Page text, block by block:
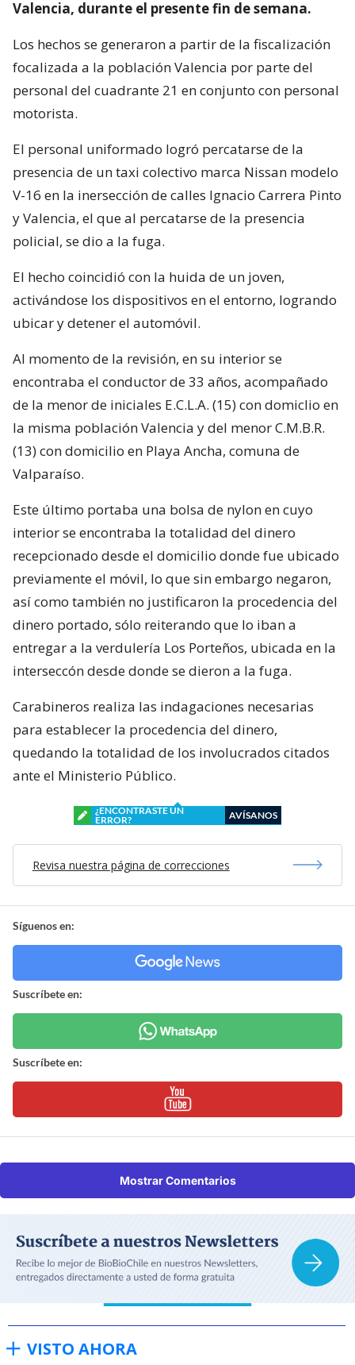
Valencia, durante el presente fin de semana.
Los hechos se generaron a partir de la fiscalización
focalizada a la población Valencia por parte del
personal del cuadrante 21 en conjunto con personal
motorista.
El personal uniformado logró percatarse de la
presencia de un taxi colectivo marca Nissan modelo
V-16 en la inersección de calles Ignacio Carrera Pinto
y Valencia, el que al percatarse de la presencia
policial, se dio a la fuga.
El hecho coincidió con la huida de un joven,
activándose los dispositivos en el entorno, logrando
ubicar y detener el automóvil.
Al momento de la revisión, en su interior se
encontraba el conductor de 33 años, acompañado
de la menor de iniciales E.C.L.A. (15) con domiclio en
la misma población Valencia y del menor C.M.B.R.
(13) con domicilio en Playa Ancha, comuna de
Valparaíso.
Este último portaba una bolsa de nylon en cuyo
interior se encontraba la totalidad del dinero
recepcionado desde el domicilio donde fue ubicado
previamente el móvil, lo que sin embargo negaron,
así como también no justificaron la procedencia del
dinero portado, sólo reiterando que lo iban a
entregar a la verdulería Los Porteños, ubicada en la
interseccón desde donde se dieron a la fuga.
Carabineros realiza las indagaciones necesarias
para establecer la procedencia del dinero,
quedando la totalidad de los involucrados citados
ante el Ministerio Público.
¿ENCONTRASTE UN
ERROR?
AVÍSANOS
Revisa nuestra página de correcciones
Síguenos en:
Suscríbete en:
Suscríbete en:
Mostrar Comentarios
VISTO AHORA